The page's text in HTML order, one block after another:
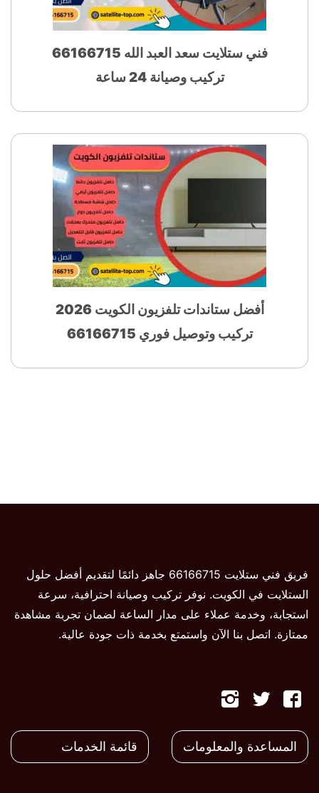
فني ستلايت سعد العبد الله 66166715
تركيب وصيانة 24 ساعة
أفضل ستاندات تلفزيون الكويت 2026
تركيب وتوصيل فوري 66166715
فريق فني ستلايت 66166715 جاهز دائمًا لتقديم أفضل حلول
الستلايت في الكويت. نوفر تركيب وصيانة احترافية، سرعة
استجابة، وخدمة عملاء على مدار الساعة لضمان تجربة مشاهدة
ممتازة. اتصل بنا الآن واستمتع بخدمة ذات جودة عالية.
تابعنا
على
تابعنا
علىعلى
المساعدة والمعلومات قائمة الخدمات